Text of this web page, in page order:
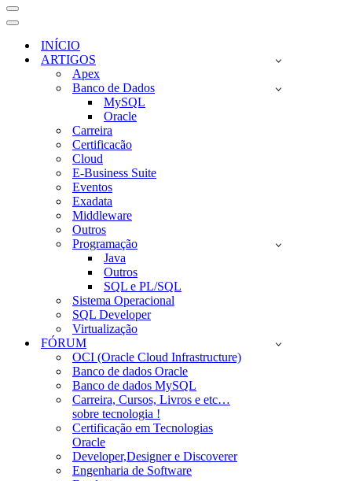
Menu
de
navegação
Menu
navegaçãoINÍCIO
ARTIGOS
Apex
Banco de Dados
MySQL
Oracle
Carreira
Certificacão
Cloud
E-Business Suite
Eventos
Exadata
Middleware
Outros
Programação
Java
Outros
SQL e PL/SQL
Sistema Operacional
SQL Developer
Virtualização
FÓRUM
OCI (Oracle Cloud Infrastructure)
Banco de dados Oracle
Banco de dados MySQL
Carreira, Cursos, Livros e etc…
sobre tecnologia !
Certificação em Tecnologias
Oracle
Developer,Designer e Discoverer
Engenharia de Software